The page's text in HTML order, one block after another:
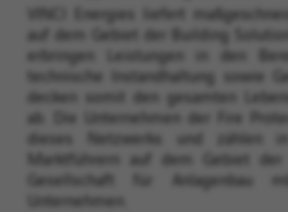
VINCI Energies liefert
auf dem Gebiet der Building
erbringen Leistungen in den
technische Instandhaltung sowie
decken somit den gesamten
ab. Die Unternehmen der Fire
dieses Netzwerks und zählen
Marktführern auf dem Gebiet der
Gesellschaft für Anlagenbau
Unternehmen.